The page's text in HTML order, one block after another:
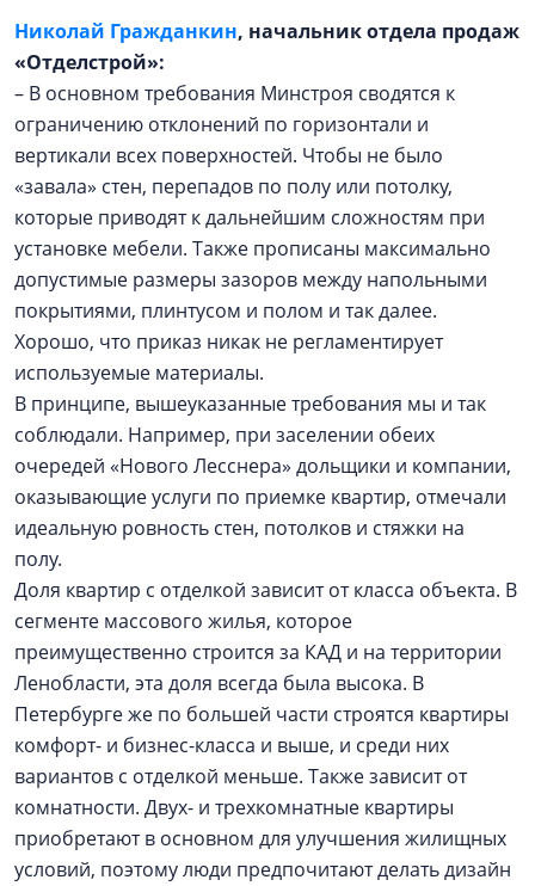
Николай Гражданкин, начальник отдела продаж
«Отделстрой»:
– В основном требования Минстроя сводятся к
ограничению отклонений по горизонтали и
вертикали всех поверхностей. Чтобы не было
«завала» стен, перепадов по полу или потолку,
которые приводят к дальнейшим сложностям при
установке мебели. Также прописаны максимально
допустимые размеры зазоров между напольными
покрытиями, плинтусом и полом и так далее.
Хорошо, что приказ никак не регламентирует
используемые материалы.
В принципе, вышеуказанные требования мы и так
соблюдали. Например, при заселении обеих
очередей «Нового Лесснера» дольщики и компании,
оказывающие услуги по приемке квартир, отмечали
идеальную ровность стен, потолков и стяжки на
полу.
Доля квартир с отделкой зависит от класса объекта. В
сегменте массового жилья, которое
преимущественно строится за КАД и на территории
Ленобласти, эта доля всегда была высока. В
Петербурге же по большей части строятся квартиры
комфорт- и бизнес-класса и выше, и среди них
вариантов с отделкой меньше. Также зависит от
комнатности. Двух- и трехкомнатные квартиры
приобретают в основном для улучшения жилищных
условий, поэтому люди предпочитают делать дизайн